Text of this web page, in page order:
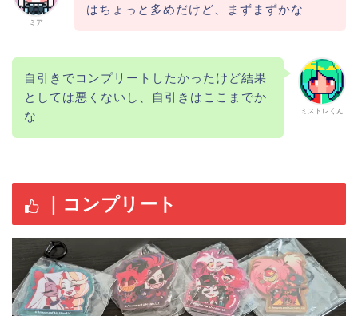
ミア
はちょっと多めだけど、まずまずかな
ミストレくん
自引きでコンプリートしたかったけど結果
としては悪くないし、自引きはここまでか
な
｜コンプリート